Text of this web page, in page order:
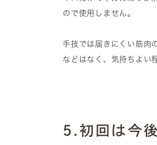
ので使用しません。
手技では届きにくい筋肉
などはなく、気持ちよい
5.初回は今